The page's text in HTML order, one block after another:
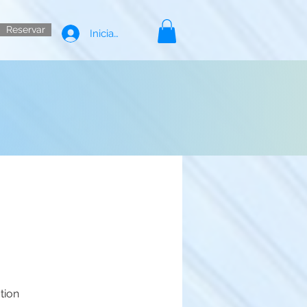
Reservar Iniciar sesión